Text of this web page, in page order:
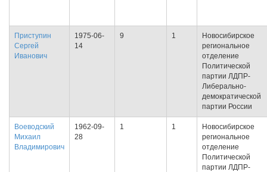
Приступин
Сергей
Иванович
1975-06-
14
9 1
Новосибирское
региональное
отделение
Политической
партии ЛДПР-
Либерально-
демократической
партии России
Воеводский
Михаил
Владимирович
1962-09-
28
1 1
Новосибирское
региональное
отделение
Политической
партии ЛДПР-